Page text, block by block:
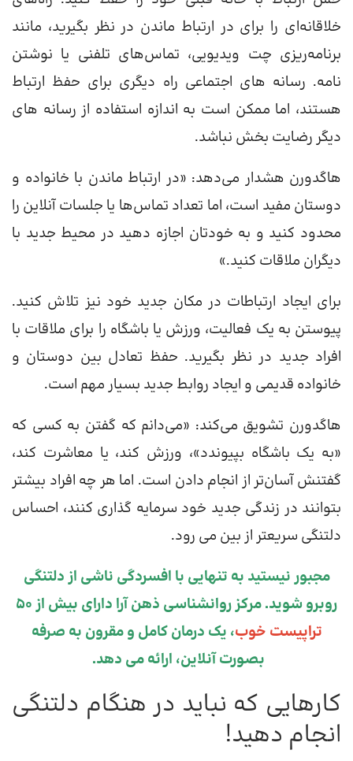
خلاقانه‌ای را برای در ارتباط ماندن در نظر بگیرید، مانند
برنامه‌ریزی چت ویدیویی، تماس‌های تلفنی یا نوشتن
نامه. رسانه های اجتماعی راه دیگری برای حفظ ارتباط
هستند، اما ممکن است به اندازه استفاده از رسانه های
دیگر رضایت بخش نباشد.
هاگدورن هشدار می‌دهد: «در ارتباط ماندن با خانواده و
دوستان مفید است، اما تعداد تماس‌ها یا جلسات آنلاین را
محدود کنید و به خودتان اجازه دهید در محیط جدید با
دیگران ملاقات کنید.»
برای ایجاد ارتباطات در مکان جدید خود نیز تلاش کنید.
پیوستن به یک فعالیت، ورزش یا باشگاه را برای ملاقات با
افراد جدید در نظر بگیرید. حفظ تعادل بین دوستان و
خانواده قدیمی و ایجاد روابط جدید بسیار مهم است.
هاگدورن تشویق می‌کند: «می‌دانم که گفتن به کسی که
«به یک باشگاه بپیوندد»، ورزش کند، یا معاشرت کند،
گفتنش آسان‌تر از انجام دادن است. اما هر چه افراد بیشتر
بتوانند در زندگی جدید خود سرمایه گذاری کنند، احساس
دلتنگی سریعتر از بین می رود.
مجبور نیستید به تنهایی با افسردگی ناشی از دلتنگی
روبرو شوید. مرکز روانشناسی ذهن آرا دارای بیش از 50
تراپیست خوب، یک درمان کامل و مقرون به صرفه
بصورت آنلاین، ارائه می دهد.
کارهایی که نباید در هنگام دلتنگی
انجام دهید!